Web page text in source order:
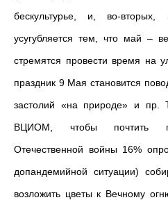
бескультурье, и, во-
усугубляется тем, что май –
стремятся провести время на
праздник 9 Мая становится
застолий «на природе» и пр.
ВЦИОМ, чтобы почтить
Отечественной войны 16%
допандемийной ситуации)
возложить цветы к Вечному